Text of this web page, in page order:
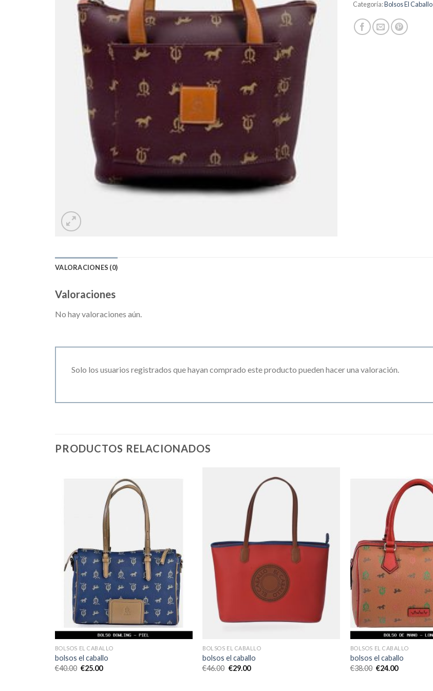
Categoría:Bolsos El Caballo
VALORACIONES (0)
Valoraciones
No hay valoraciones aún.
Solo los usuarios registrados que hayan comprado este producto pueden hacer una valoración.
PRODUCTOS RELACIONADOS
BOLSOS EL CABALLO
bolsos el caballo
€40.00 €25.00
BOLSOS EL CABALLO
bolsos el caballo
€46.00 €29.00
BOLSOS EL CABALLO
bolsos el caballo
€38.00 €24.00